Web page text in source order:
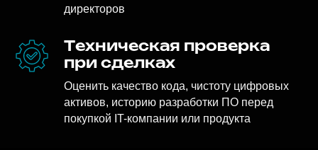
представления руководству или совету
Техническая проверка
при сделках
Оценить качество кода, чистоту цифровых
активов, историю разработки ПО перед